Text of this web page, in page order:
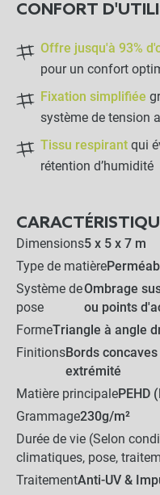
Voile
NOTRE
UNE POSE
CONFORT
Offre jusqu'à 93%
pour un confort
Fixation simplifiée
système de tension
Tissu respirant qui
rétention d’humidité
Dimensions5 x 5 x 7 m
Type de matière
Système de
pose
Ombrage
ou points
FormeTriangle à angle
FinitionsBords
extrémité
Matière principalePEHD
Grammage230g/m²
Durée de vie (Selon
climatiques, pose,
TraitementAnti-UV &